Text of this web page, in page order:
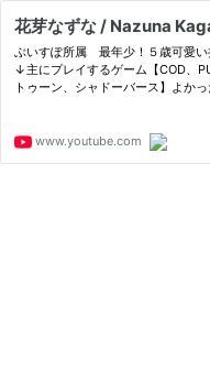
花芽なずな / Nazuna
ぶいすぽ所属 最年少！５歳可愛い
↓主にプレイするゲーム【COD、
トゥーン、シャドーバース】よか
www.youtube.com